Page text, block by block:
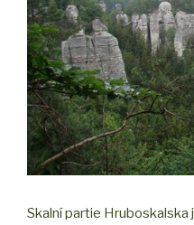
Skalní partie